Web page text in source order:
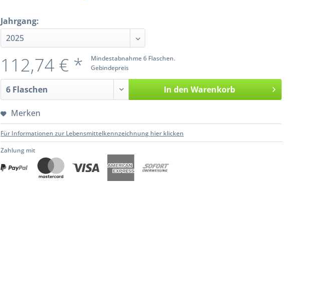
Jahrgang:
Mindestabnahme 6 Flaschen.
Gebindepreis
112,74 € *
In den Warenkorb
Merken
Für Informationen zur Lebensmittelkennzeichnung hier klicken
Zahlung mit